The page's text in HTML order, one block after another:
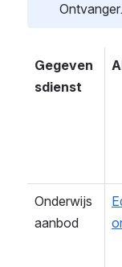
Ontvanger.
Gegeven
sdienst
Onderwijs
aanbod